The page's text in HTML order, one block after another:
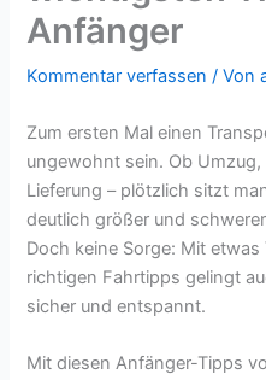
Anfänger
Kommentar verfassen / Von
Zum ersten Mal einen
ungewohnt sein. Ob
Lieferung – plötzlich sitzt
deutlich größer und
Doch keine Sorge: Mit
richtigen Fahrtipps gelingt
sicher und entspannt.
Mit diesen Anfänger-Tipps